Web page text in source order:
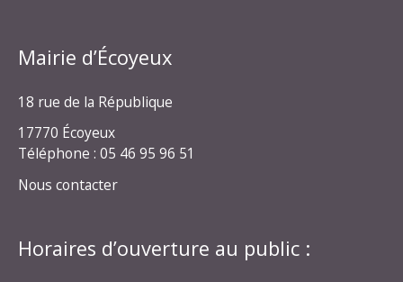
Mairie d’Écoyeux
18 rue de la République
17770 Écoyeux
Téléphone : 05 46 95 96 51
Nous contacter
Horaires d’ouverture au public :